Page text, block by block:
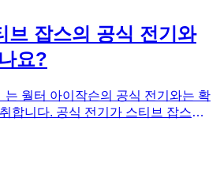
브 잡스의 공식 전기와
요?
는 월터 아이작슨의 공식 전기와는 확
합니다. 공식 전기가 스티브 잡스의
고된 후부터 애플로 복귀하기 전까지